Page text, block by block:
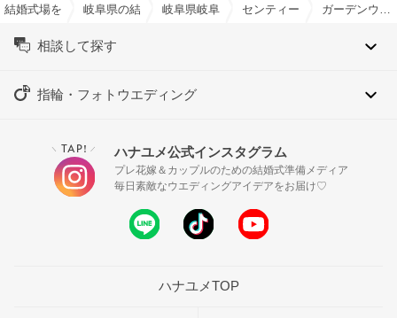
結婚式場を探すならハナユメ
岐阜県の結婚式場一覧岐阜県岐阜市の結婚式場一覧センティール・ラ・セゾン
相談して探す
指輪・フォトウエディング
＼ TAP! ／ ハナユメ公式インスタグラム
プレ花嫁＆カップルのための結婚式準備メディア
毎日素敵なウエディングアイデアをお届け♡
ハナユメTOP